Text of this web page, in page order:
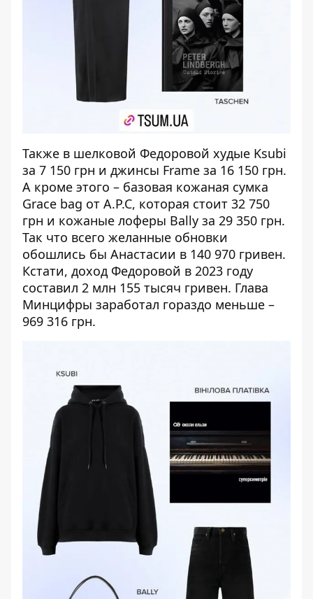
Также в шелковой Федоровой худые Ksubi
за 7 150 грн и джинсы Frame за 16 150 грн.
А кроме этого – базовая кожаная сумка
Grace bag от A.P.C, которая стоит 32 750
грн и кожаные лоферы Bally за 29 350 грн.
Так что всего желанные обновки
обошлись бы Анастасии в 140 970 гривен.
Кстати, доход Федоровой в 2023 году
составил 2 млн 155 тысяч гривен. Глава
Минцифры заработал гораздо меньше –
969 316 грн.